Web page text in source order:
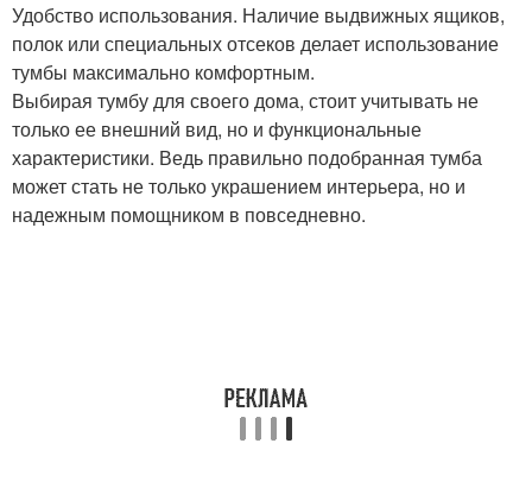
Удобство использования. Наличие выдвижных ящиков,
полок или специальных отсеков делает использование
тумбы максимально комфортным.
Выбирая тумбу для своего дома, стоит учитывать не
только ее внешний вид, но и функциональные
характеристики. Ведь правильно подобранная тумба
может стать не только украшением интерьера, но и
надежным помощником в повседневно.